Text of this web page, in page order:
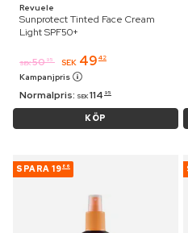
Revuele
Sunprotect Tinted Face Cream
Light SPF50+
SEK 50 95 SEK 49 42
Kampanjpris
Normalpris: SEK 114 95
KÖP
SPARA 19 86